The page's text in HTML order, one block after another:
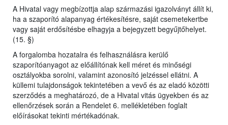
A Hivatal vagy megbízottja alap származási igazolványt állít ki,
ha a szaporító alapanyag értékesítésre, saját csemetekertbe
vagy saját erdősítésbe elhagyja a bejegyzett begyűjtőhelyet.
(15. §)
A forgalomba hozatalra és felhasználásra kerülő
szaporítóanyagot az előállítónak kell méret és minőségi
osztályokba sorolni, valamint azonosító jelzéssel ellátni. A
küllemi tulajdonságok tekintetében a vevő és az eladó közötti
szerződés a meghatározó, de a Hivatal vitás ügyekben és az
ellenőrzések során a Rendelet 6. mellékletében foglalt
előírásokat tekinti mértékadónak.